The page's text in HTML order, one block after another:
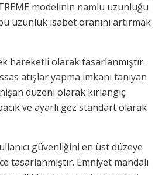
modelinin namlu uzunluğu
uzunluk isabet oranını artırmak
hareketli olarak tasarlanmıştır.
atışlar yapma imkanı tanıyan
düzeni olarak kırlangıç
ve ayarlı gez standart olarak
güvenliğini en üst düzeye
tasarlanmıştır. Emniyet mandalı